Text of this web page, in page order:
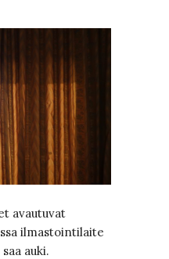
avautuvat
ilmastointilaite
auki.